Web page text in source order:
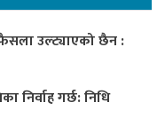
उल्ट्याएको छैन :
निर्वाह गर्छ: निधि